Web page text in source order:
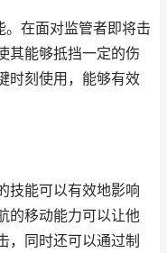
。在面对监管者即将击
其能够抵挡一定的伤
时刻使用，能够有效
技能可以有效地影响
的移动能力可以让他
，同时还可以通过制